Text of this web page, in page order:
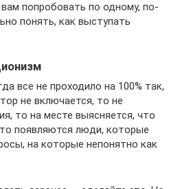
попробовать по одному, по-
понять, как выступать
все не проходило на 100% так,
не включается, то не
то на месте выясняется, что
появляются люди, которые
на которые непонятно как